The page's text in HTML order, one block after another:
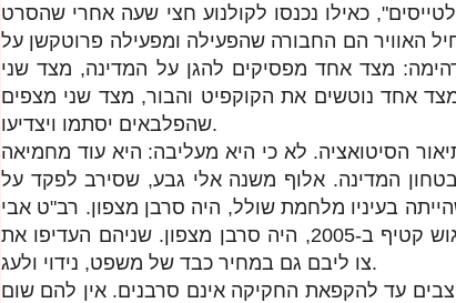
כאילו נכנסו לקולנוע חצי שעה אחרי שהסרט
האוויר הם החבורה שהפעילה ומפעילה פרוטקשן על
מצד אחד מפסיקים להגן על המדינה, מצד שני
אחד נוטשים את הקוקפיט והבור, מצד שני מצפים
שהפלבאים יסתמו ויצדיעו.
הסיטואציה. לא כי היא מעליבה: היא עוד מחמיאה
המדינה. אלוף משנה אלי גבע, שסירב לפקד על
במלחמת לבנון 1982 שהייתה בעיניו מלחמת שולל, היה סרבן מצפון. רב"ט אבי
ביבר, שנטש פינוי מתנחלים בגוש קטיף ב-2005, היה סרבן מצפון. שניהם העדיפו את
צו ליבם גם במחיר כבד של משפט, נידוי ולעג.
עד להקפאת החקיקה אינם סרבנים. אין להם שום